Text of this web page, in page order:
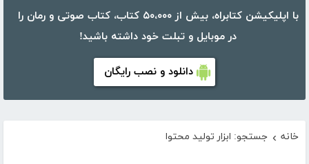
با اپلیکیشن کتابراه، بیش از ۵۰،۰۰۰ کتاب، کتاب صوتی و رمان را
در موبایل و تبلت خود داشته باشید!
دانلود و نصب رایگان
خانه › جستجو: ابزار تولید محتوا